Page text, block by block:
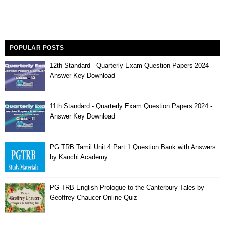
POPULAR POSTS
12th Standard - Quarterly Exam Question Papers 2024 -
Answer Key Download
11th Standard - Quarterly Exam Question Papers 2024 -
Answer Key Download
PG TRB Tamil Unit 4 Part 1 Question Bank with Answers
by Kanchi Academy
PG TRB English Prologue to the Canterbury Tales by
Geoffrey Chaucer Online Quiz